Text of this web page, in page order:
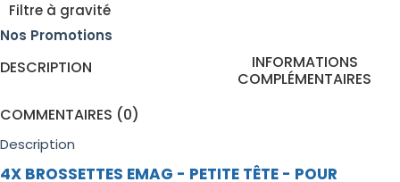
Filtre à gravité
Nos Promotions
DESCRIPTION
INFORMATIONS
COMPLÉMENTAIRES
COMMENTAIRES (0)
Description
4X BROSSETTES EMAG - PETITE TÊTE - POUR